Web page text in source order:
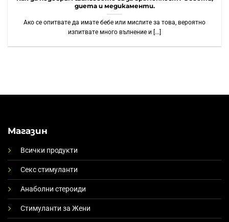
диета и медикаменти.
Ако се опитвате да имате бебе или мислите за това, вероятно
изпитвате много вълнение и [...]
Магазин
Всички продукти
Секс стимуланти
Анаболни стероиди
Стимуланти за Жени